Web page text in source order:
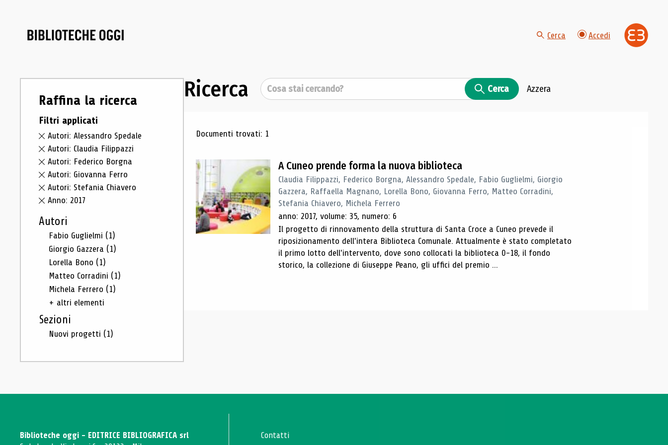
Cerca Accedi
Raffina la ricerca
Filtri applicati
Autori: Alessandro Spedale
Autori: Claudia Filippazzi
Autori: Federico Borgna
Autori: Giovanna Ferro
Autori: Stefania Chiavero
Anno: 2017
Autori
Fabio Guglielmi (1)
Giorgio Gazzera (1)
Lorella Bono (1)
Matteo Corradini (1)
Michela Ferrero (1)
+ altri elementi
Sezioni
Nuovi progetti (1)
Ricerca Cerca Cerca Azzera
Risultati di ricerca
Documenti trovati: 1
A Cuneo prende forma la nuova biblioteca
Claudia Filippazzi, Federico Borgna, Alessandro Spedale, Fabio Guglielmi, Giorgio
Gazzera, Raffaella Magnano, Lorella Bono, Giovanna Ferro, Matteo Corradini,
Stefania Chiavero, Michela Ferrero
anno: 2017, volume: 35, numero: 6
Il progetto di rinnovamento della struttura di Santa Croce a Cuneo prevede il
riposizionamento dell'intera Biblioteca Comunale. Attualmente è stato completato
il primo lotto dell'intervento, dove sono collocati la biblioteca 0-18, il fondo
storico, la collezione di Giuseppe Peano, gli uffici del premio ...
Biblioteche oggi - EDITRICE BIBLIOGRAFICA srl
Contatti